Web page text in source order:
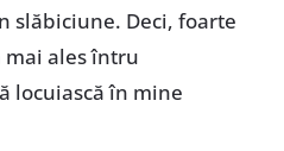
slăbiciune. Deci, foarte
mai ales întru
locuiască în mine